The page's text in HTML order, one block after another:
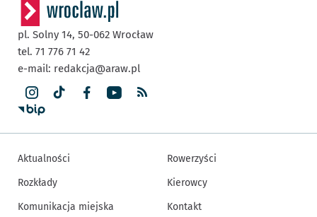
pl. Solny 14, 50-062 Wrocław
tel. 71 776 71 42
e-mail: redakcja@araw.pl
Aktualności
Rozkłady
Komunikacja miejska
Rowerzyści
Kierowcy
Kontakt